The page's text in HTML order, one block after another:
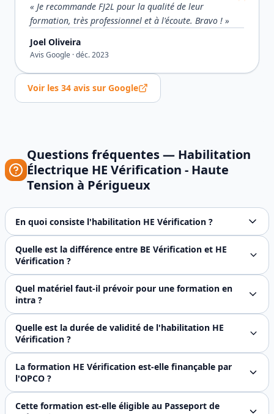
« Je recommande FJ2L pour la qualité de leur
formation, très professionnel et à l'écoute. Bravo ! »
Joel Oliveira
Avis Google ·déc. 2023
Voir les 34 avis sur Google
Questions fréquentes — Habilitation
Électrique HE Vérification - Haute
Tension à Périgueux
En quoi consiste l'habilitation HE Vérification ?
L'habilitation HE Vérification permet au personnel
Quelle est la différence entre BE Vérification et HE
Vérification ?
Le BE Vérification concerne les installations basse
Quel matériel faut-il prévoir pour une formation en
intra ?
Pour une formation en intra-entreprise, il faut disposer
Quelle est la durée de validité de l'habilitation HE
Vérification ?
L'habilitation HE Vérification est recommandée pour 3
La formation HE Vérification est-elle finançable par
l'OPCO ?
Oui, FJ Prévention est certifié Qualiopi, ce qui garantit
Cette formation est-elle éligible au Passeport de